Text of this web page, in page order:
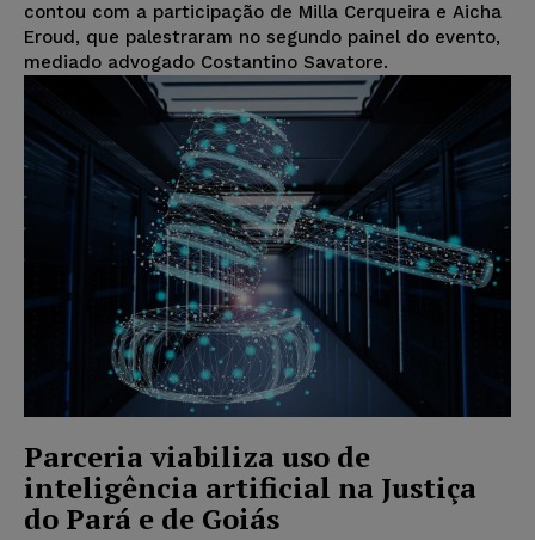
contou com a participação de Milla Cerqueira e Aicha
Eroud, que palestraram no segundo painel do evento,
mediado advogado Costantino Savatore.
Parceria viabiliza uso de
inteligência artificial na Justiça
do Pará e de Goiás